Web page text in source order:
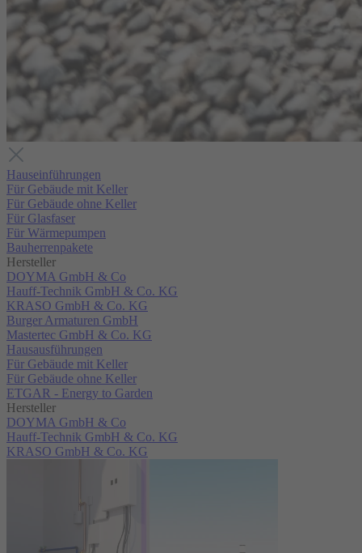
Hauseinführungen
Für Gebäude mit Keller
Für Gebäude ohne Keller
Für Glasfaser
Für Wärmepumpen
Bauherrenpakete
Hersteller
DOYMA GmbH & Co
Hauff-Technik GmbH & Co. KG
KRASO GmbH & Co. KG
Burger Armaturen GmbH
Mastertec GmbH & Co. KG
Hausausführungen
Für Gebäude mit Keller
Für Gebäude ohne Keller
ETGAR - Energy to Garden
Hersteller
DOYMA GmbH & Co
Hauff-Technik GmbH & Co. KG
KRASO GmbH & Co. KG